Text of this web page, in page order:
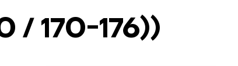
/ 170-176))